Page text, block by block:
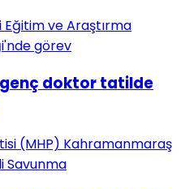
doktor tatilde